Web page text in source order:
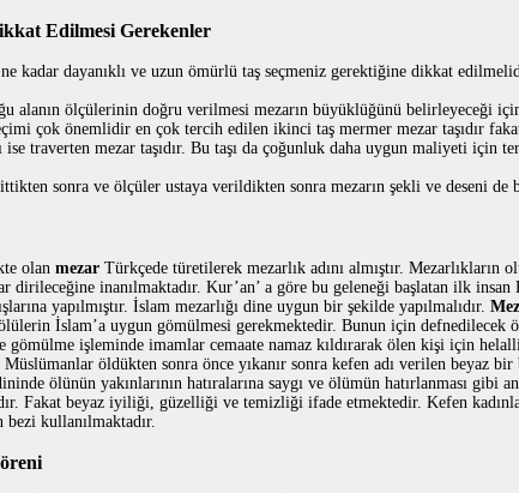
Edilmesi Gerekenler
kadar dayanıklı ve uzun ömürlü taş seçmeniz gerektiğine dikkat
alanın ölçülerinin doğru verilmesi mezarın büyüklüğünü belirleyeceği
çok önemlidir en çok tercih edilen ikinci taş mermer mezar taşıdır
traverten mezar taşıdır. Bu taşı da çoğunluk daha uygun maliyeti için
sonra ve ölçüler ustaya verildikten sonra mezarın şekli ve deseni
olan mezar Türkçede türetilerek mezarlık adını almıştır.
dirileceğine inanılmaktadır. Kur’an’ a göre bu geleneği başlatan ilk
yapılmıştır. İslam mezarlığı dine uygun bir şekilde yapılmalıdır.
İslam’a uygun gömülmesi gerekmektedir. Bunun için defnedilecek
gömülme işleminde imamlar cemaate namaz kıldırarak ölen kişi için
öldükten sonra önce yıkanır sonra kefen adı verilen beyaz
ölünün yakınlarının hatıralarına saygı ve ölümün hatırlanması
Fakat beyaz iyiliği, güzelliği ve temizliği ifade etmektedir. Kefen kadınlar
bezi kullanılmaktadır.